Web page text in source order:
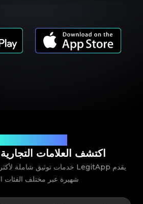
اكتشف العلامات التجارية
شهيرة عبر مختلف الفئات